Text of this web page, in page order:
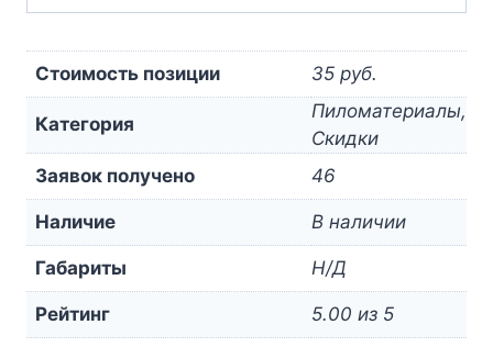
Стоимость позиции 35 руб.
Категория
Пиломатериалы,
Скидки
Заявок получено
46
Наличие В наличии
Габариты Н/Д
Рейтинг 5.00 из 5